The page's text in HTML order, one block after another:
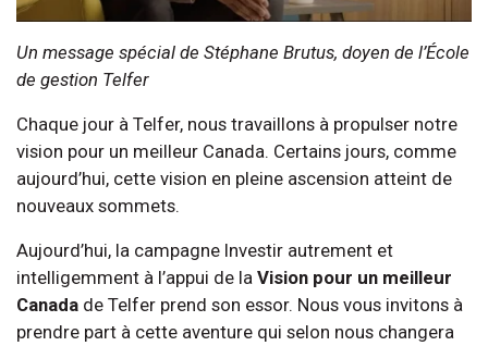
Un message spécial de Stéphane Brutus, doyen de l’École
de gestion Telfer
Chaque jour à Telfer, nous travaillons à propulser notre
vision pour un meilleur Canada. Certains jours, comme
aujourd’hui, cette vision en pleine ascension atteint de
nouveaux sommets.
Aujourd’hui, la campagne Investir autrement et
intelligemment à l’appui de la Vision pour un meilleur
Canada de Telfer prend son essor. Nous vous invitons à
prendre part à cette aventure qui selon nous changera